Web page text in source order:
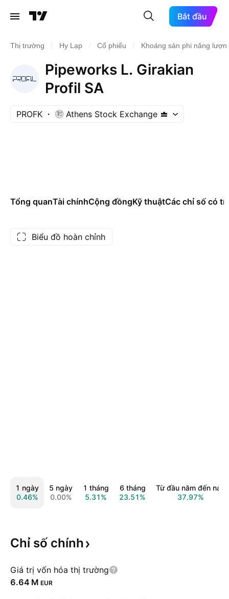
Bắt đầu
Thị trường Hy Lạp Cổ phiếu Khoáng sản phi năng
Pipeworks L. Girakian
Profil SA
PROFK Athens Stock Exchange
Tổng quanTài chínhCộng đồngKỹ thuậtCác chỉ số có
Biểu đồ hoàn chỉnh
1 ngày
0.46%
5 ngày
0.00%
1 tháng
5.31%
6 tháng
23.51%
Từ đầu năm đến nay
37.97%
Chỉ số chính
Giá trị vốn hóa thị trường
‪6.64 M‬ EUR